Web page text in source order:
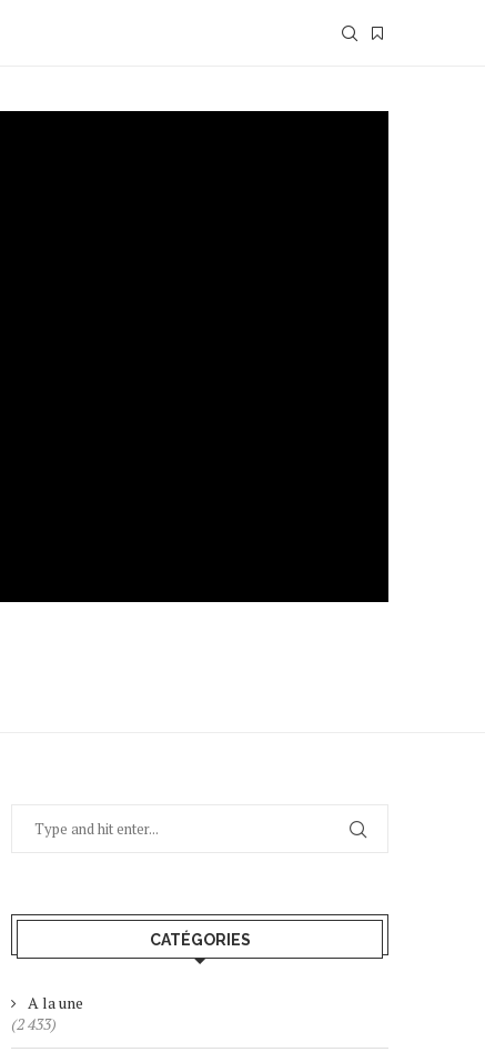
CATÉGORIES
A la une
(2 433)